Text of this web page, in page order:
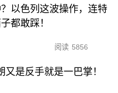
以色列这波操作，连特
都敢踩！
阅读 5856
是反手就是一巴掌！